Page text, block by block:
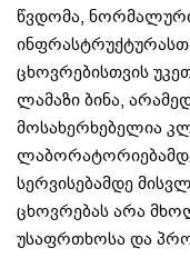
წვდომა,
ცხოვრებისთვის
ლამაზი ბინა,
მოსახერხებელია
სერვისებამდე
ცხოვრებას არა
უსაფრთხოსა და